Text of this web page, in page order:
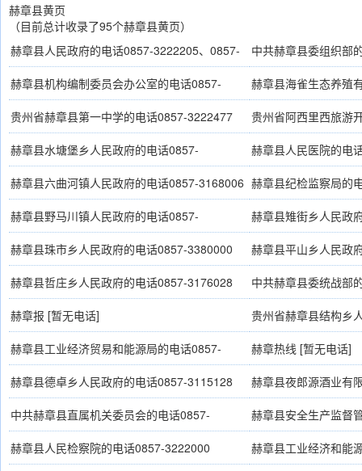
赫章县黄页
（目前总计收录了95个赫章县黄页）
赫章县人民政府的电话0857-3222205、0857-
3222201
中共赫章县委组织部
赫章县机构编制委员会办公室的电话0857-
3230512
赫章县海雀生态养殖
13984558093
贵州省赫章县第一中学的电话0857-3222477
贵州省阿西里西旅游
3225311
赫章县水塘堡乡人民政府的电话0857-
3130016、3130137
赫章县人民医院的电
3280472
赫章县六曲河镇人民政府的电话0857-3168006 赫章县纪检监察局的
3222453
赫章县野马川镇人民政府的电话0857-
3421102、3421104
赫章县雉街乡人民政
赫章县珠市乡人民政府的电话0857-3380000 赫章县平山乡人民政
赫章县哲庄乡人民政府的电话0857-3176028 中共赫章县委统战部
赫章报 [暂无电话]
贵州省赫章县结构乡
3118001
赫章县工业经济贸易和能源局的电话0857-
3222229
赫章热线 [暂无电话]
赫章县德卓乡人民政府的电话0857-3115128
赫章县夜郎源酒业有
3230576、
中共赫章县直属机关委员会的电话0857-
3222550
赫章县安全生产监督
3221699
赫章县人民检察院的电话0857-3222000 赫章县工业经济和能